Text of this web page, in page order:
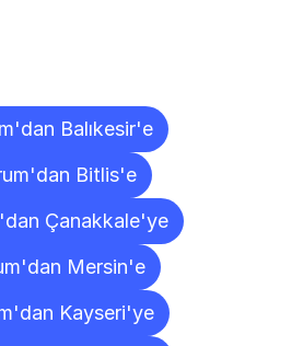
Balıkesir'e
Bitlis'e
Çanakkale'ye
Mersin'e
Kayseri'ye